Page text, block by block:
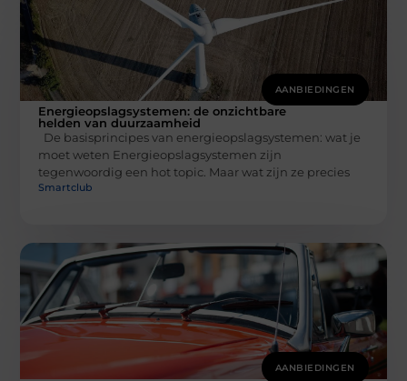
AANBIEDINGEN
Energieopslagsystemen: de onzichtbare
helden van duurzaamheid
De basisprincipes van energieopslagsystemen: wat je
moet weten Energieopslagsystemen zijn
tegenwoordig een hot topic. Maar wat zijn ze precies
Smartclub
AANBIEDINGEN